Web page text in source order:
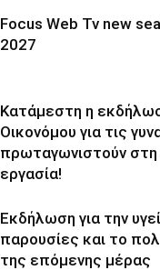
Focus Web Tv new
2027
Κατάμεστη η
Οικονόμου για τις
πρωταγωνιστούν στη
εργασία!
Εκδήλωση για την
παρουσίες και το
της επόμενης μέρας